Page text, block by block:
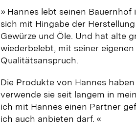
» Hannes lebt seinen
sich mit Hingabe der
Gewürze und Öle. Und hat alte
wiederbelebt, mit seiner
Qualitätsanspruch.
Die Produkte von Hannes
verwende sie seit langem in
ich mit Hannes einen Partner
ich auch anbieten darf. «